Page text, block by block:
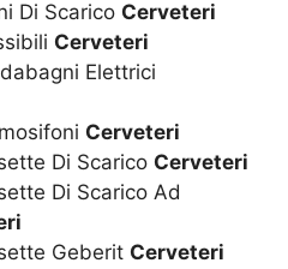
Di Scarico Cerveteri
Cerveteri
Elettrici
Cerveteri
Di Scarico Cerveteri
Di Scarico Ad
Geberit Cerveteri